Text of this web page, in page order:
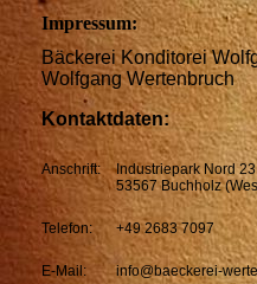
Impressum:
Bäckerei Konditorei
Wolfgang Wertenbruch
Kontaktdaten:
Anschrift:
Industriepark Nord 23
53567 Buchholz
Telefon: +49 2683 7097
E-Mail: